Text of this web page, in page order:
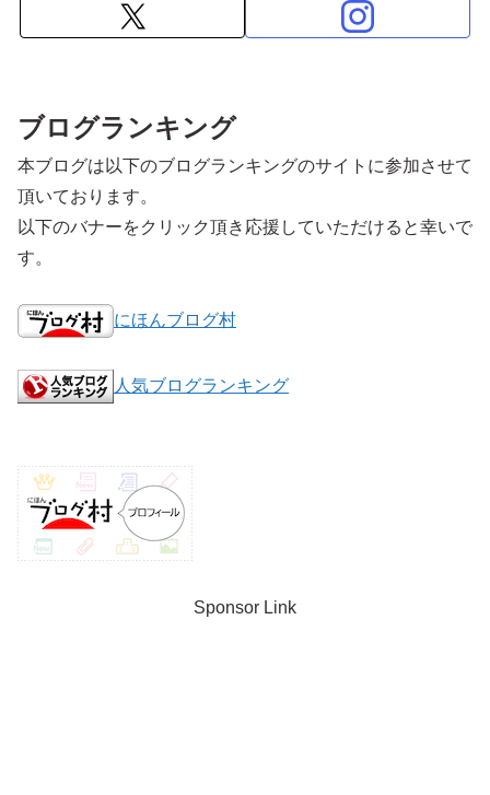
ブログランキング
本ブログは以下のブログランキングのサイトに参加させて
頂いております。
以下のバナーをクリック頂き応援していただけると幸いで
す。
にほんブログ村
人気ブログランキング
Sponsor Link